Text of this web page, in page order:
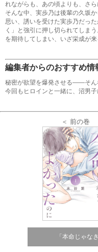
れながらも、あの頃よりも、さ
そんな中、実歩乃は後輩の久坂
思い、誘いを受けた実歩乃だっ
く」と強引に押し切られてしま
を期待してしまい、いざ栄成が
編集者からのおすすめ情
秘密が欲望を爆発させる――そん
今回もヒロインと一緒に、沼男
＜ 前の巻
「本命じゃな